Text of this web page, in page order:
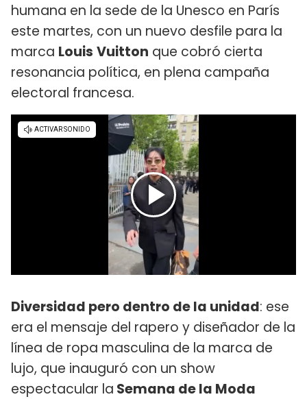
humana en la sede de la Unesco en París
este martes, con un nuevo desfile para la
marca Louis Vuitton que cobró cierta
resonancia política, en plena campaña
electoral francesa.
Diversidad pero dentro de la unidad: ese
era el mensaje del rapero y diseñador de la
línea de ropa masculina de la marca de
lujo, que inauguró con un show
espectacular la Semana de la Moda